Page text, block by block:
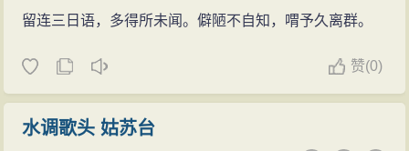
留连三日语，多得所未闻。僻陋不自知，喟予久离群。
赞(0)
水调歌头 姑苏台